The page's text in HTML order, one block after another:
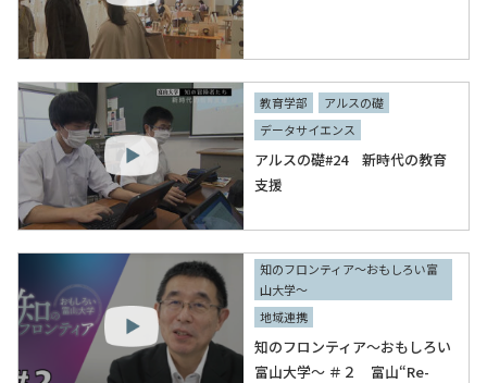
教育学部
アルスの礎
データサイエンス
アルスの礎#24 新時代の教育
支援
知のフロンティア～おもしろい富
山大学～
地域連携
知のフロンティア～おもしろい
富山大学～ ＃２ 富山“Re-